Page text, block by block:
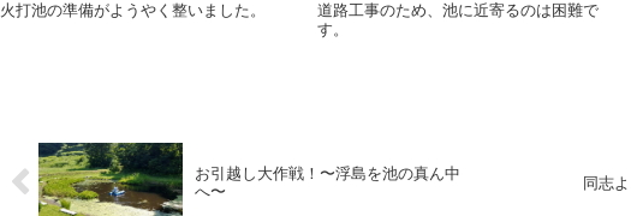
火打池の準備がようやく整いました。
道路工事のため、池に近寄るのは困難で
す。
お引越し大作戦！〜浮島を池の真ん中
へ〜
同志